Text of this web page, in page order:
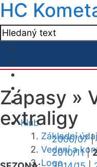
HC
Klub
Základní
Vedení a
Logo
Zápasy »
extraligy
2006/07|
2010/11|